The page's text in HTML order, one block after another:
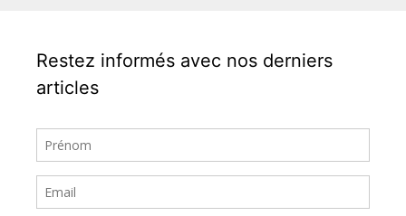
Restez informés avec nos derniers
articles